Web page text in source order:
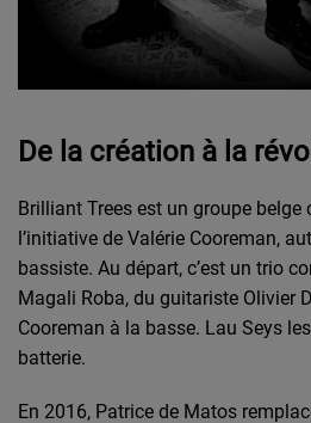
De la création à la
Brilliant Trees est un groupe belge
l’initiative de Valérie Cooreman,
bassiste. Au départ, c’est un trio
Magali Roba, du guitariste Olivier
Cooreman à la basse. Lau Seys
batterie.
En 2016, Patrice de Matos